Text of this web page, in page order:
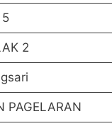
2
PAGELARAN